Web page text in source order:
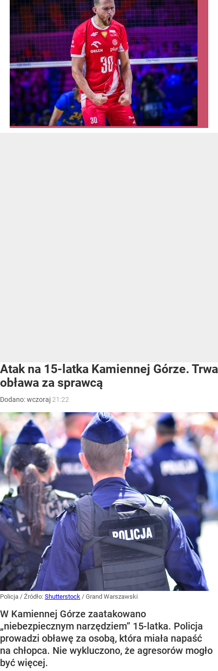
Atak na 15-latka Kamiennej Górze. Trwa
obława za sprawcą
Dodano:wczoraj 21:22
Policja / Źródło: Shutterstock / Grand Warszawski
W Kamiennej Górze zaatakowano
„niebezpiecznym narzędziem” 15-latka. Policja
prowadzi obławę za osobą, która miała napaść
na chłopca. Nie wykluczono, że agresorów mogło
być więcej.